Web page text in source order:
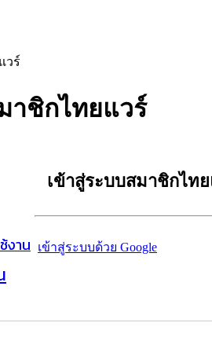
าชิกไทยแวร์
งาน
เข้าสู่ระบบสมาชิกไท
เข้าสู่ระบบด้วย Google